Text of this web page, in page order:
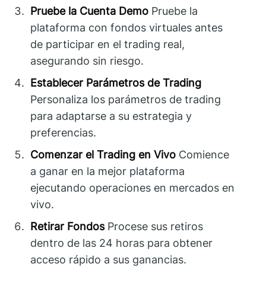
Pruebe la Cuenta Demo Pruebe la
plataforma con fondos virtuales antes
de participar en el trading real,
asegurando sin riesgo.
Establecer Parámetros de Trading
Personaliza los parámetros de trading
para adaptarse a su estrategia y
preferencias.
Comenzar el Trading en Vivo Comience
a ganar en la mejor plataforma
ejecutando operaciones en mercados en
vivo.
Retirar FondosProcese sus retiros
dentro de las 24 horas para obtener
acceso rápido a sus ganancias.